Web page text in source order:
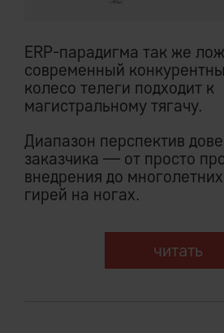
ERP-парадигма так же
современный
колесо телеги подходит к
магистральному тягачу.
Диапазон перспектив
заказчика — от просто
внедрения до
гирей на ногах.
читать